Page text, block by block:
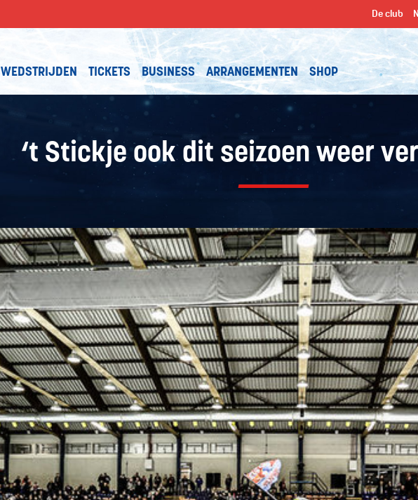
De club
WEDSTRIJDEN TICKETS BUSINESS ARRANGEMENTEN SHOP
‘t Stickje ook dit seizoen weer